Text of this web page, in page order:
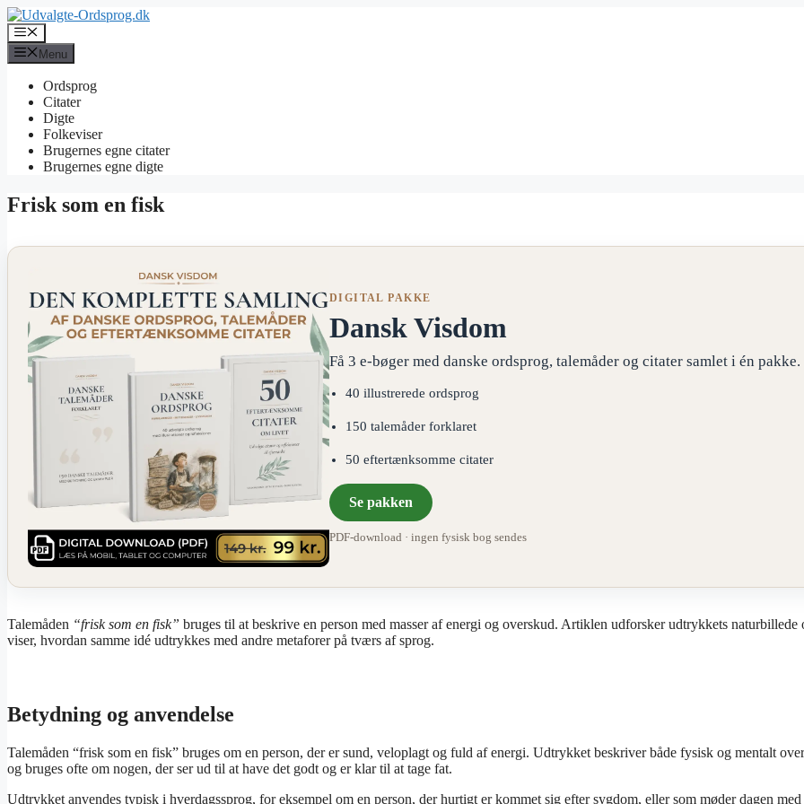
Hop
til
indhold
Menu
Menu
Ordsprog
Citater
Digte
Folkeviser
Brugernes egne citater
Brugernes egne digte
Frisk som en fisk
DIGITAL PAKKE
Dansk Visdom
Få 3 e-bøger med danske ordsprog, talemåder og citater samlet i én pakke.
40 illustrerede ordsprog
150 talemåder forklaret
50 eftertænksomme citater
Se pakken
PDF-download · ingen fysisk bog sendes
Talemåden “frisk som en fisk” bruges til at beskrive en person med masser af energi og overskud. Artiklen udforsker udtrykkets naturbillede
viser, hvordan samme idé udtrykkes med andre metaforer på tværs af sprog.
Betydning og anvendelse
Talemåden “frisk som en fisk” bruges om en person, der er sund, veloplagt og fuld af energi. Udtrykket beskriver både fysisk og mentalt
og bruges ofte om nogen, der ser ud til at have det godt og er klar til at tage fat.
Udtrykket anvendes typisk i hverdagssprog, for eksempel om en person, der hurtigt er kommet sig efter sygdom, eller som møder dagen